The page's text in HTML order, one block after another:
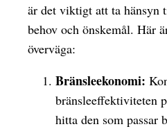
är det viktigt att ta
behov och önskemål. Här
överväga:
Bränsleekonomi:
bränsleeffektiviteten
hitta den som passar